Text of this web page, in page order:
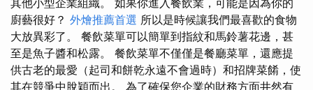
廚藝很好？ 外燴推薦首選 所以是時候讓我們最喜歡的食物
大放異彩了。 餐飲菜單可以簡單到指紋和馬鈴薯花邊，甚
至是魚子醬和松露。 餐飲菜單不僅僅是餐廳菜單，還應提
供古老的最愛（起司和餅乾永遠不會過時）和招牌菜餚，使
其在競爭中脫穎而出。 為了確保您企業的財務方面井然有